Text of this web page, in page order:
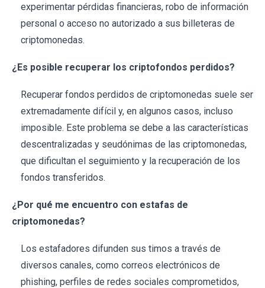
experimentar pérdidas financieras, robo de información
personal o acceso no autorizado a sus billeteras de
criptomonedas.
¿Es posible recuperar los criptofondos perdidos?
Recuperar fondos perdidos de criptomonedas suele ser
extremadamente difícil y, en algunos casos, incluso
imposible. Este problema se debe a las características
descentralizadas y seudónimas de las criptomonedas,
que dificultan el seguimiento y la recuperación de los
fondos transferidos.
¿Por qué me encuentro con estafas de
criptomonedas?
Los estafadores difunden sus timos a través de
diversos canales, como correos electrónicos de
phishing, perfiles de redes sociales comprometidos,